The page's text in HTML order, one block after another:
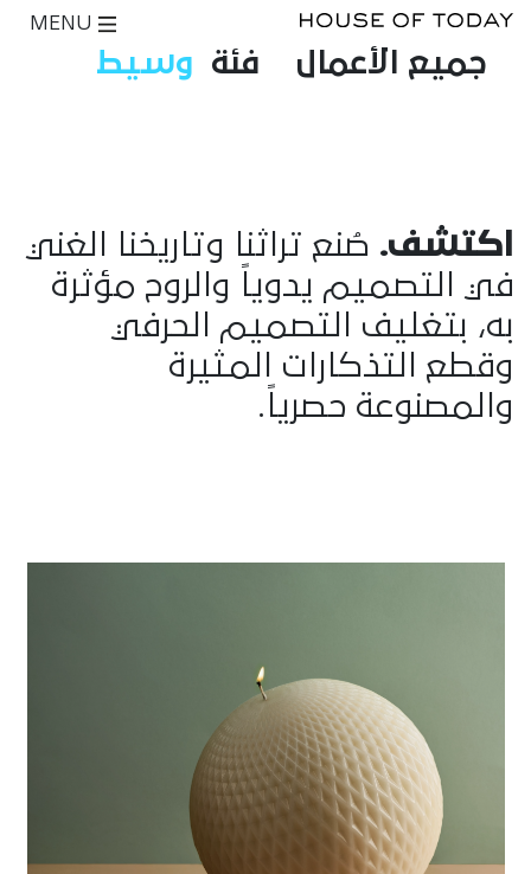
جميع الأعمال فئة وسيط
اكتشف. صُنع تراثنا وتاريخنا الغني
في التصميم يدوياً والروح مؤثرة
به، بتغليف التصميم الحرفي
وقطع التذكارات المثيرة
والمصنوعة حصرياً.